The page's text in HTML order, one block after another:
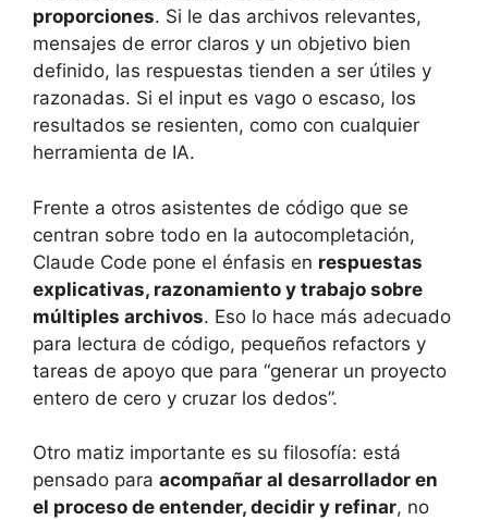
proporciones. Si le das archivos relevantes,
mensajes de error claros y un objetivo bien
definido, las respuestas tienden a ser útiles y
razonadas. Si el input es vago o escaso, los
resultados se resienten, como con cualquier
herramienta de IA.
Frente a otros asistentes de código que se
centran sobre todo en la autocompletación,
Claude Code pone el énfasis en respuestas
explicativas, razonamiento y trabajo sobre
múltiples archivos. Eso lo hace más adecuado
para lectura de código, pequeños refactors y
tareas de apoyo que para “generar un proyecto
entero de cero y cruzar los dedos”.
Otro matiz importante es su filosofía: está
pensado para acompañar al desarrollador en
el proceso de entender, decidir y refinar, no